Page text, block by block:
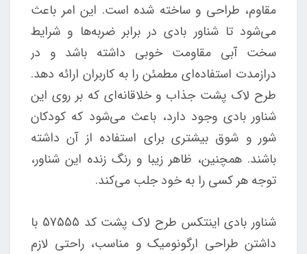
مقاوم، طراحی و ساخته شده است. این امر باعث
می‌شود تا شناور بادی در برابر ضربه‌ها و شرایط
سخت آبی مقاومت خوبی داشته باشد و در
درازمدت استفاده‌ای مطمئن را به کاربران ارائه دهد.
طرح لاک پشت جذاب و خلاقانه‌ای که بر روی این
شناور بادی وجود دارد، باعث می‌شود که کودکان
شور و شوق بیشتری برای استفاده از آن داشته
باشند. همچنین، ظاهر زیبا و رنگ زنده این شناور،
توجه هر کسی را به خود جلب می‌کند.
شناور بادی اینتکس طرح لاک پشت کد 57555 با
داشتن طراحی ارگونومیک و مناسب، راحتی لازم